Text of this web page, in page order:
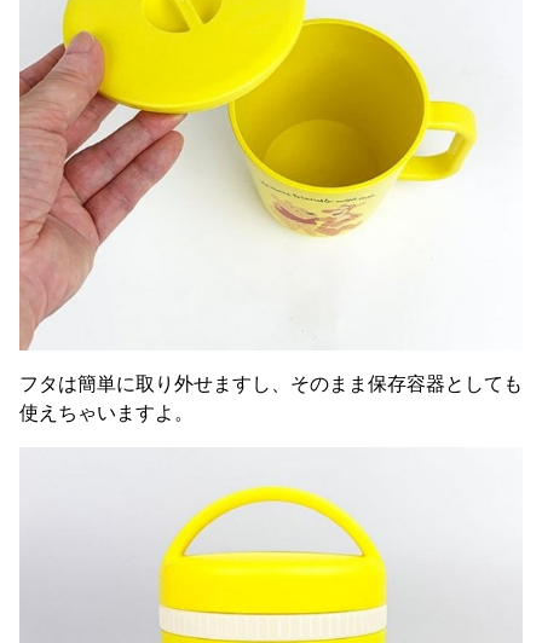
フタは簡単に取り外せますし、そのまま保存容器としても
使えちゃいますよ。